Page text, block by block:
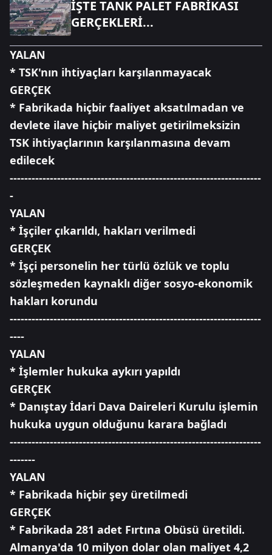
İŞTE TANK PALET FABRİKASI
GERÇEKLERİ...
YALAN
* TSK'nın ihtiyaçları karşılanmayacak
GERÇEK
* Fabrikada hiçbir faaliyet aksatılmadan ve
devlete ilave hiçbir maliyet getirilmeksizin
TSK ihtiyaçlarının karşılanmasına devam
edilecek
---------------------------------------------------------------------
-
YALAN
* İşçiler çıkarıldı, hakları verilmedi
GERÇEK
* İşçi personelin her türlü özlük ve toplu
sözleşmeden kaynaklı diğer sosyo-ekonomik
hakları korundu
---------------------------------------------------------------------
----
YALAN
* İşlemler hukuka aykırı yapıldı
GERÇEK
* Danıştay İdari Dava Daireleri Kurulu işlemin
hukuka uygun olduğunu karara bağladı
---------------------------------------------------------------------
-------
YALAN
* Fabrikada hiçbir şey üretilmedi
GERÇEK
* Fabrikada 281 adet Fırtına Obüsü üretildi.
Almanya'da 10 milyon dolar olan maliyet 4,2